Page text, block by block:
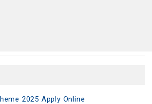
2025 Apply Online